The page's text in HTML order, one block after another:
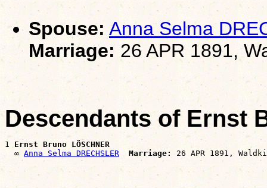
Spouse: Anna Selma
Marriage: 26 APR 1891,
Descendants of Ernst
1 Ernst Bruno LÖSCHNER
  ∞
Anna Selma DRECHSLER Marriage: